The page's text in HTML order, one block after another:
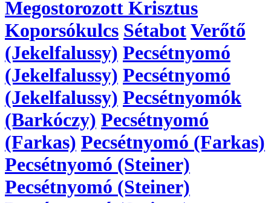
Megostorozott Krisztus
Koporsókulcs SétabotVerőtő
(Jekelfalussy) Pecsétnyomó
(Jekelfalussy) Pecsétnyomó
(Jekelfalussy) Pecsétnyomók
(Barkóczy) Pecsétnyomó
(Farkas) Pecsétnyomó (Farkas)
Pecsétnyomó (Steiner)
Pecsétnyomó (Steiner)